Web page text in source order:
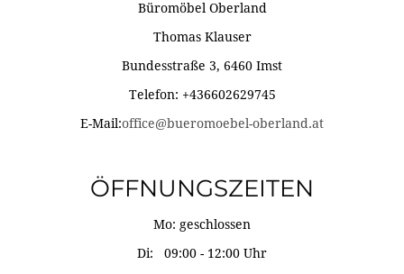
Büromöbel Oberland
Thomas Klauser
Bundesstraße 3, 6460 Imst
Telefon: +436602629745
E-Mail:office@bueromoebel-oberland.at
ÖFFNUNGSZEITEN
Mo: geschlossen
Di: 09:00 - 12:00 Uhr